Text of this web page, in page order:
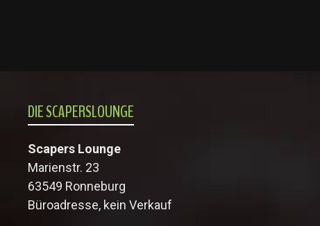
DIE SCAPERSLOUNGE
Scapers Lounge
Marienstr. 23
63549 Ronneburg
Büroadresse, kein Verkauf